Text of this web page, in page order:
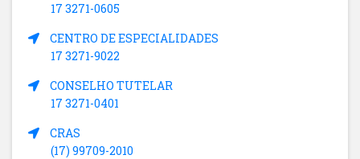
17 3271-0605
CENTRO DE ESPECIALIDADES
17 3271-9022
CONSELHO TUTELAR
17 3271-0401
CRAS
(17) 99709-2010